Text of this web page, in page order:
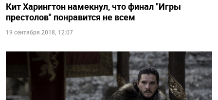
Кит Харингтон намекнул, что финал "Игры
престолов" понравится не всем
19 сентября 2018, 12:07